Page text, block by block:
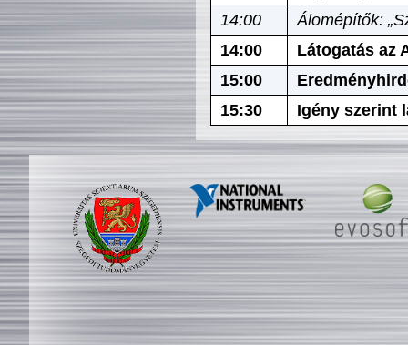
14:00
Álomépítők:
14:00
Látogatás az
15:00
15:30
Igény szerint